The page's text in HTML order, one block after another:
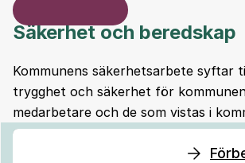
Säkerhet och beredskap
Kommunens säkerhetsarbete syftar
trygghet och säkerhet för
medarbetare och de som vistas i